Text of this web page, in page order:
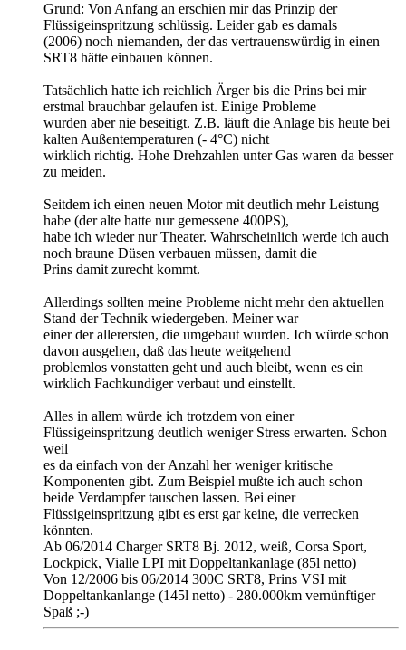
Grund: Von Anfang an erschien mir das Prinzip der
Flüssigeinspritzung schlüssig. Leider gab es damals
(2006) noch niemanden, der das vertrauenswürdig in einen
SRT8 hätte einbauen können.
Tatsächlich hatte ich reichlich Ärger bis die Prins bei mir
erstmal brauchbar gelaufen ist. Einige Probleme
wurden aber nie beseitigt. Z.B. läuft die Anlage bis heute bei
kalten Außentemperaturen (- 4°C) nicht
wirklich richtig. Hohe Drehzahlen unter Gas waren da besser
zu meiden.
Seitdem ich einen neuen Motor mit deutlich mehr Leistung
habe (der alte hatte nur gemessene 400PS),
habe ich wieder nur Theater. Wahrscheinlich werde ich auch
noch braune Düsen verbauen müssen, damit die
Prins damit zurecht kommt.
Allerdings sollten meine Probleme nicht mehr den aktuellen
Stand der Technik wiedergeben. Meiner war
einer der allerersten, die umgebaut wurden. Ich würde schon
davon ausgehen, daß das heute weitgehend
problemlos vonstatten geht und auch bleibt, wenn es ein
wirklich Fachkundiger verbaut und einstellt.
Alles in allem würde ich trotzdem von einer
Flüssigeinspritzung deutlich weniger Stress erwarten. Schon
weil
es da einfach von der Anzahl her weniger kritische
Komponenten gibt. Zum Beispiel mußte ich auch schon
beide Verdampfer tauschen lassen. Bei einer
Flüssigeinspritzung gibt es erst gar keine, die verrecken
könnten.
Ab 06/2014 Charger SRT8 Bj. 2012, weiß, Corsa Sport,
Lockpick, Vialle LPI mit Doppeltankanlage (85l netto)
Von 12/2006 bis 06/2014 300C SRT8, Prins VSI mit
Doppeltankanlange (145l netto) - 280.000km vernünftiger
Spaß ;-)